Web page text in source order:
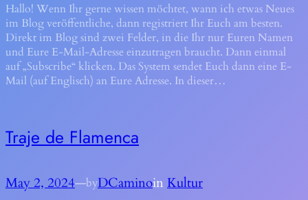
Hallo! Wenn Ihr gerne wissen möchtet, wann ich etwas Neues
im Blog veröffentliche, dann registriert Ihr Euch am besten.
Direkt im Blog sind zwei Felder, in die Ihr nur Euren Namen
und Eure E-Mail-Adresse einzutragen braucht. Dann einmal
auf „Subscribe“ klicken. Das System sendet Euch dann eine E-
Mail (auf Englisch) an Eure Adresse. In dieser…
Traje de Flamenca
May 2, 2024—byDCaminoin Kultur